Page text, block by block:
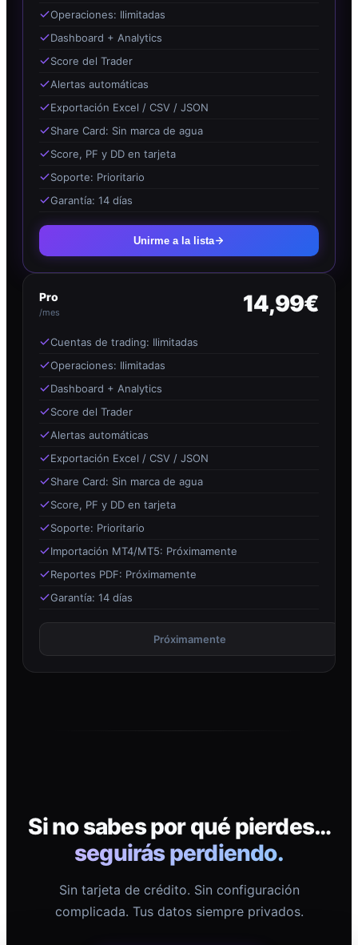
Operaciones: Ilimitadas
Dashboard + Analytics
Score del Trader
Alertas automáticas
Exportación Excel / CSV / JSON
Share Card: Sin marca de agua
Score, PF y DD en tarjeta
Soporte: Prioritario
Garantía: 14 días
Unirme a la lista
Pro
/mes 14,99€
Cuentas de trading: Ilimitadas
Operaciones: Ilimitadas
Dashboard + Analytics
Score del Trader
Alertas automáticas
Exportación Excel / CSV / JSON
Share Card: Sin marca de agua
Score, PF y DD en tarjeta
Soporte: Prioritario
Importación MT4/MT5: Próximamente
Reportes PDF: Próximamente
Garantía: 14 días
Próximamente
Si no sabes por qué pierdes…
seguirás perdiendo.
Sin tarjeta de crédito. Sin configuración
complicada. Tus datos siempre privados.